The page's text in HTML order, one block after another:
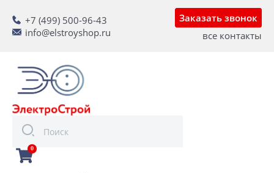
+7 (499) 500-96-43
info@elstroyshop.ru
Заказать звонок
все контакты
0